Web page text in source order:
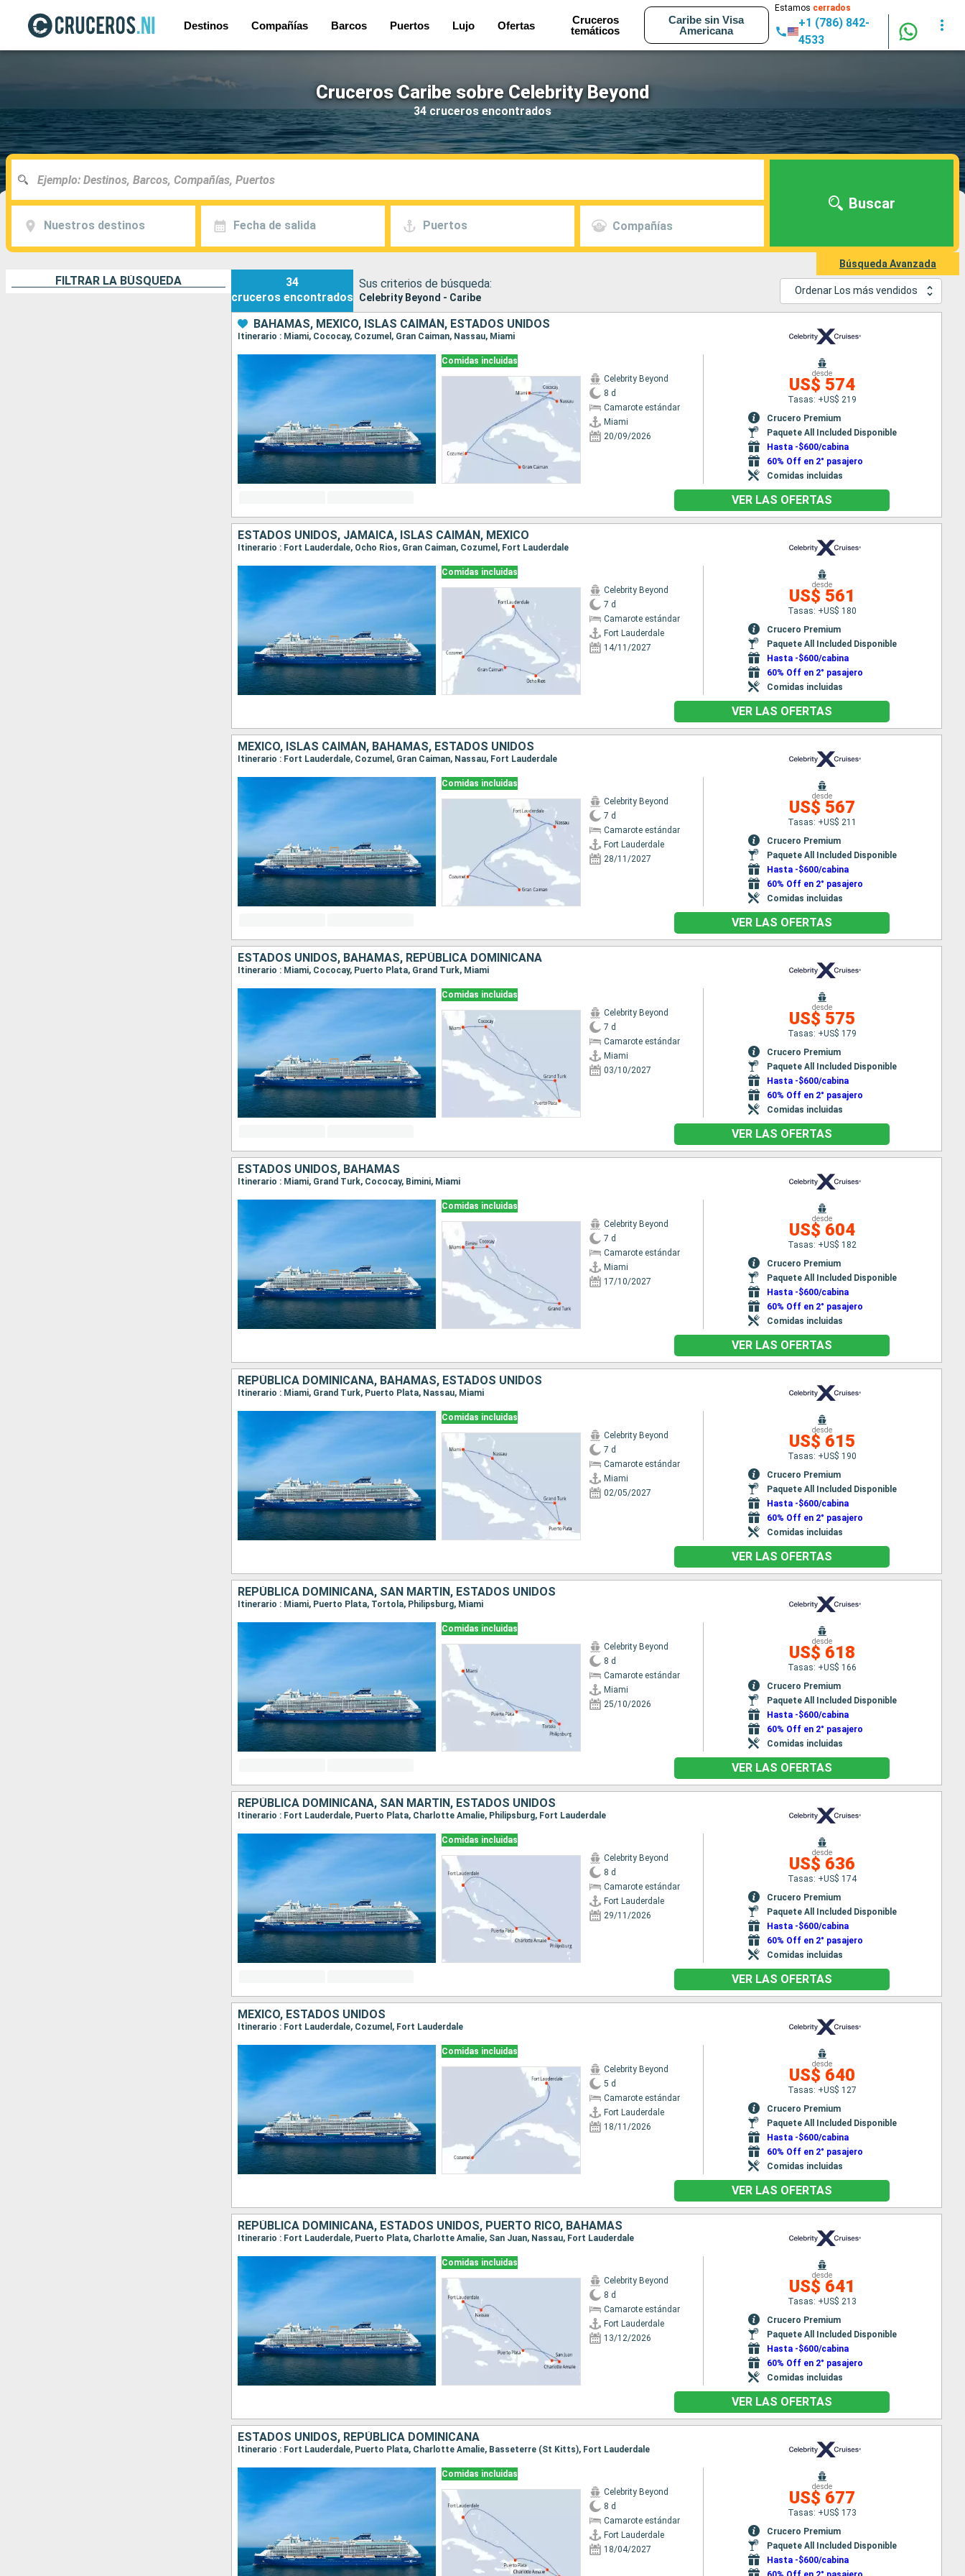
Destinos Compañías Barcos Puertos Lujo Ofertas
Cruceros
temáticos
Caribe sin Visa
Americana
Estamos cerrados
+1 (786) 842-
4533
Cruceros Caribe sobre Celebrity Beyond
34 cruceros encontrados
Nuestros destinos Fecha de salida Puertos Compañías
Buscar
Búsqueda Avanzada
FILTRAR LA BÚSQUEDA
34
cruceros encontrados
Sus criterios de búsqueda:
Celebrity Beyond - Caribe
Ordenar Los más vendidos
BAHAMAS, MÉXICO, ISLAS CAIMÁN, ESTADOS UNIDOS
Itinerario : Miami, Cococay, Cozumel, Gran Caiman, Nassau, Miami
Comidas incluidas
Celebrity Beyond
8 d
Camarote estándar
Miami
20/09/2026
desde
US$ 574
Tasas: +US$ 219
Crucero Premium
Paquete All Included Disponible
Hasta -$600/cabina
60% Off en 2° pasajero
Comidas incluidas
VER LAS OFERTAS
ESTADOS UNIDOS, JAMAICA, ISLAS CAIMÁN, MÉXICO
Itinerario : Fort Lauderdale, Ocho Rios, Gran Caiman, Cozumel, Fort Lauderdale
Comidas incluidas
Celebrity Beyond
7 d
Camarote estándar
Fort Lauderdale
14/11/2027
desde
US$ 561
Tasas: +US$ 180
Crucero Premium
Paquete All Included Disponible
Hasta -$600/cabina
60% Off en 2° pasajero
Comidas incluidas
VER LAS OFERTAS
MÉXICO, ISLAS CAIMÁN, BAHAMAS, ESTADOS UNIDOS
Itinerario : Fort Lauderdale, Cozumel, Gran Caiman, Nassau, Fort Lauderdale
Comidas incluidas
Celebrity Beyond
7 d
Camarote estándar
Fort Lauderdale
28/11/2027
desde
US$ 567
Tasas: +US$ 211
Crucero Premium
Paquete All Included Disponible
Hasta -$600/cabina
60% Off en 2° pasajero
Comidas incluidas
VER LAS OFERTAS
ESTADOS UNIDOS, BAHAMAS, REPÚBLICA DOMINICANA
Itinerario : Miami, Cococay, Puerto Plata, Grand Turk, Miami
Comidas incluidas
Celebrity Beyond
7 d
Camarote estándar
Miami
03/10/2027
desde
US$ 575
Tasas: +US$ 179
Crucero Premium
Paquete All Included Disponible
Hasta -$600/cabina
60% Off en 2° pasajero
Comidas incluidas
VER LAS OFERTAS
ESTADOS UNIDOS, BAHAMAS
Itinerario : Miami, Grand Turk, Cococay, Bimini, Miami
Comidas incluidas
Celebrity Beyond
7 d
Camarote estándar
Miami
17/10/2027
desde
US$ 604
Tasas: +US$ 182
Crucero Premium
Paquete All Included Disponible
Hasta -$600/cabina
60% Off en 2° pasajero
Comidas incluidas
VER LAS OFERTAS
REPÚBLICA DOMINICANA, BAHAMAS, ESTADOS UNIDOS
Itinerario : Miami, Grand Turk, Puerto Plata, Nassau, Miami
Comidas incluidas
Celebrity Beyond
7 d
Camarote estándar
Miami
02/05/2027
desde
US$ 615
Tasas: +US$ 190
Crucero Premium
Paquete All Included Disponible
Hasta -$600/cabina
60% Off en 2° pasajero
Comidas incluidas
VER LAS OFERTAS
REPÚBLICA DOMINICANA, SAN MARTÍN, ESTADOS UNIDOS
Itinerario : Miami, Puerto Plata, Tortola, Philipsburg, Miami
Comidas incluidas
Celebrity Beyond
8 d
Camarote estándar
Miami
25/10/2026
desde
US$ 618
Tasas: +US$ 166
Crucero Premium
Paquete All Included Disponible
Hasta -$600/cabina
60% Off en 2° pasajero
Comidas incluidas
VER LAS OFERTAS
REPÚBLICA DOMINICANA, SAN MARTÍN, ESTADOS UNIDOS
Itinerario : Fort Lauderdale, Puerto Plata, Charlotte Amalie, Philipsburg, Fort Lauderdale
Comidas incluidas
Celebrity Beyond
8 d
Camarote estándar
Fort Lauderdale
29/11/2026
desde
US$ 636
Tasas: +US$ 174
Crucero Premium
Paquete All Included Disponible
Hasta -$600/cabina
60% Off en 2° pasajero
Comidas incluidas
VER LAS OFERTAS
MÉXICO, ESTADOS UNIDOS
Itinerario : Fort Lauderdale, Cozumel, Fort Lauderdale
Comidas incluidas
Celebrity Beyond
5 d
Camarote estándar
Fort Lauderdale
18/11/2026
desde
US$ 640
Tasas: +US$ 127
Crucero Premium
Paquete All Included Disponible
Hasta -$600/cabina
60% Off en 2° pasajero
Comidas incluidas
VER LAS OFERTAS
REPÚBLICA DOMINICANA, ESTADOS UNIDOS, PUERTO RICO, BAHAMAS
Itinerario : Fort Lauderdale, Puerto Plata, Charlotte Amalie, San Juan, Nassau, Fort Lauderdale
Comidas incluidas
Celebrity Beyond
8 d
Camarote estándar
Fort Lauderdale
13/12/2026
desde
US$ 641
Tasas: +US$ 213
Crucero Premium
Paquete All Included Disponible
Hasta -$600/cabina
60% Off en 2° pasajero
Comidas incluidas
VER LAS OFERTAS
ESTADOS UNIDOS, REPÚBLICA DOMINICANA
Itinerario : Fort Lauderdale, Puerto Plata, Charlotte Amalie, Basseterre (St Kitts), Fort Lauderdale
Comidas incluidas
Celebrity Beyond
8 d
Camarote estándar
Fort Lauderdale
18/04/2027
desde
US$ 677
Tasas: +US$ 173
Crucero Premium
Paquete All Included Disponible
Hasta -$600/cabina